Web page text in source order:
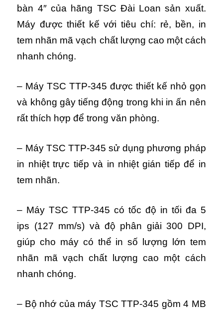
bàn 4″ của hãng TSC Đài Loan sản xuất.
Máy được thiết kế với tiêu chí: rẻ, bền, in
tem nhãn mã vạch chất lượng cao một cách
nhanh chóng.
– Máy TSC TTP-345 được thiết kế nhỏ gọn
và không gây tiếng động trong khi in ấn nên
rất thích hợp để trong văn phòng.
– Máy TSC TTP-345 sử dụng phương pháp
in nhiệt trực tiếp và in nhiệt gián tiếp để in
tem nhãn.
– Máy TSC TTP-345 có tốc độ in tối đa 5
ips (127 mm/s) và độ phân giải 300 DPI,
giúp cho máy có thể in số lượng lớn tem
nhãn mã vạch chất lượng cao một cách
nhanh chóng.
– Bộ nhớ của máy TSC TTP-345 gồm 4 MB